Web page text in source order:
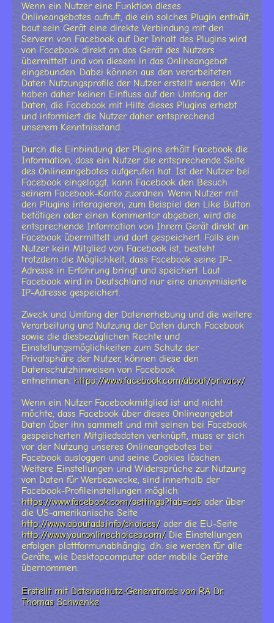
Wenn ein Nutzer eine Funktion dieses
Onlineangebotes aufruft, die ein solches Plugin enthält,
baut sein Gerät eine direkte Verbindung mit den
Servern von Facebook auf. Der Inhalt des Plugins wird
von Facebook direkt an das Gerät des Nutzers
übermittelt und von diesem in das Onlineangebot
eingebunden. Dabei können aus den verarbeiteten
Daten Nutzungsprofile der Nutzer erstellt werden. Wir
haben daher keinen Einfluss auf den Umfang der
Daten, die Facebook mit Hilfe dieses Plugins erhebt
und informiert die Nutzer daher entsprechend
unserem Kenntnisstand.
Durch die Einbindung der Plugins erhält Facebook die
Information, dass ein Nutzer die entsprechende Seite
des Onlineangebotes aufgerufen hat. Ist der Nutzer bei
Facebook eingeloggt, kann Facebook den Besuch
seinem Facebook-Konto zuordnen. Wenn Nutzer mit
den Plugins interagieren, zum Beispiel den Like Button
betätigen oder einen Kommentar abgeben, wird die
entsprechende Information von Ihrem Gerät direkt an
Facebook übermittelt und dort gespeichert. Falls ein
Nutzer kein Mitglied von Facebook ist, besteht
trotzdem die Möglichkeit, dass Facebook seine IP-
Adresse in Erfahrung bringt und speichert. Laut
Facebook wird in Deutschland nur eine anonymisierte
IP-Adresse gespeichert.
Zweck und Umfang der Datenerhebung und die weitere
Verarbeitung und Nutzung der Daten durch Facebook
sowie die diesbezüglichen Rechte und
Einstellungsmöglichkeiten zum Schutz der
Privatsphäre der Nutzer, können diese den
Datenschutzhinweisen von Facebook
entnehmen: https://www.facebook.com/about/privacy/.
Wenn ein Nutzer Facebookmitglied ist und nicht
möchte, dass Facebook über dieses Onlineangebot
Daten über ihn sammelt und mit seinen bei Facebook
gespeicherten Mitgliedsdaten verknüpft, muss er sich
vor der Nutzung unseres Onlineangebotes bei
Facebook ausloggen und seine Cookies löschen.
Weitere Einstellungen und Widersprüche zur Nutzung
von Daten für Werbezwecke, sind innerhalb der
Facebook-Profileinstellungen möglich:
https://www.facebook.com/settings?tab=ads oder über
die US-amerikanische Seite
http://www.aboutads.info/choices/oder die EU-Seite
http://www.youronlinechoices.com/. Die Einstellungen
erfolgen plattformunabhängig, d.h. sie werden für alle
Geräte, wie Desktopcomputer oder mobile Geräte
übernommen.
Erstellt mit Datenschutz-Generator.de von RA Dr.
Thomas Schwenke